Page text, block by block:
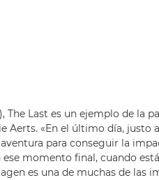
The Last es un ejemplo de la
Aerts. «En el último día, justo
para conseguir la
momento final, cuando
es una de muchas de las